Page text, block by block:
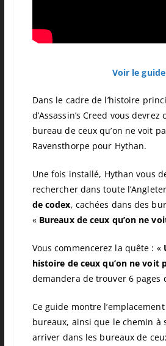
Voir le
Dans le cadre de l’histoire
d’Assassin’s Creed vous
bureau de ceux qu’on ne voit
Ravensthorpe pour Hythan.
Une fois installé, Hythan vous
rechercher dans toute
de codex, cachées dans des
« Bureaux de ceux qu’on ne
Vous commencerez la quête : «
histoire de ceux qu’on ne voit
demandera de trouver 6 pages
Ce guide montre
bureaux, ainsi que le chemin à
arriver dans les bureaux de